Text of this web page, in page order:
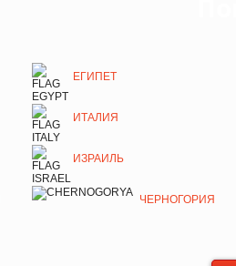
ЕГИПЕТ
ИТАЛИЯ
ИЗРАИЛЬ
ЧЕРНОГОРИЯ